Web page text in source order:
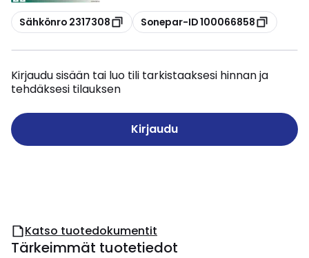
Kopioi
Sähkönro 2317308 Kopioi
Sonepar-ID 100066858
Kirjaudu sisään tai luo tili tarkistaaksesi hinnan ja
tehdäksesi tilauksen
Kirjaudu
Katso tuotedokumentit
Tärkeimmät tuotetiedot